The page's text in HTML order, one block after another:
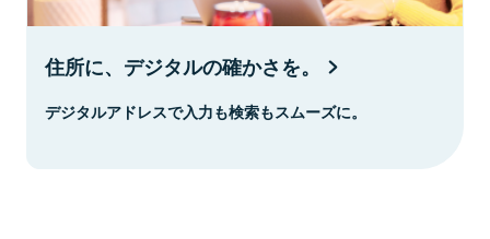
住所に、デジタルの確かさを。
デジタルアドレスで入力も検索もスムーズに。